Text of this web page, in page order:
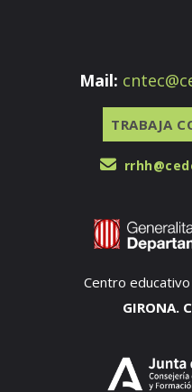
Mail:
TRABAJA
Centro
GIRONA.